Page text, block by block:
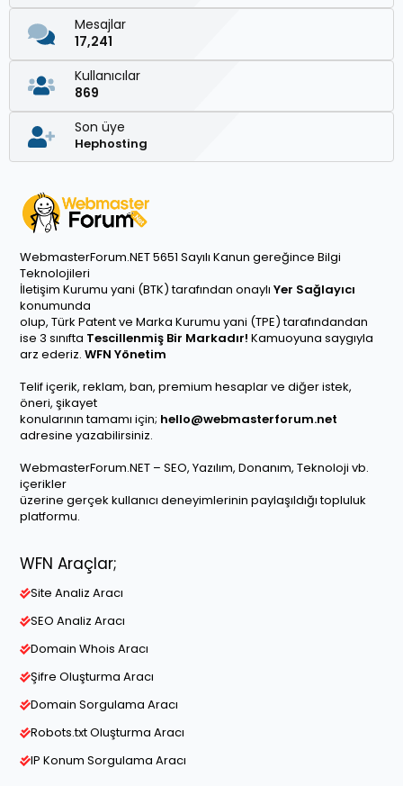
Mesajlar
17,241
Kullanıcılar
869
Son üye
Hephosting
WebmasterForum.NET 5651 Sayılı Kanun gereğince Bilgi
Teknolojileri
İletişim Kurumu yani (BTK) tarafından onaylı Yer Sağlayıcı
konumunda
olup, Türk Patent ve Marka Kurumu yani (TPE) tarafındandan
ise 3 sınıfta Tescillenmiş Bir Markadır! Kamuoyuna saygıyla
arz ederiz. WFN Yönetim
Telif içerik, reklam, ban, premium hesaplar ve diğer istek,
öneri, şikayet
konularının tamamı için; hello@webmasterforum.net
adresine yazabilirsiniz.
WebmasterForum.NET – SEO, Yazılım, Donanım, Teknoloji vb.
içerikler
üzerine gerçek kullanıcı deneyimlerinin paylaşıldığı topluluk
platformu.
WFN Araçlar;
Site Analiz Aracı
SEO Analiz Aracı
Domain Whois Aracı
Şifre Oluşturma Aracı
Domain Sorgulama Aracı
Robots.txt Oluşturma Aracı
IP Konum Sorgulama Aracı